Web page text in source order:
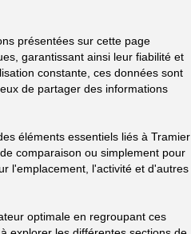
présentées sur cette page
garantissant ainsi leur fiabilité et
constante, ces données sont
de partager des informations
éléments essentiels liés à Tramier
comparaison ou simplement pour
l'emplacement, l'activité et d'autres
optimale en regroupant ces